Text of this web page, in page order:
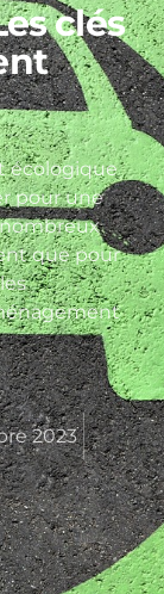
clés
écologique
pour une
que pour
2023